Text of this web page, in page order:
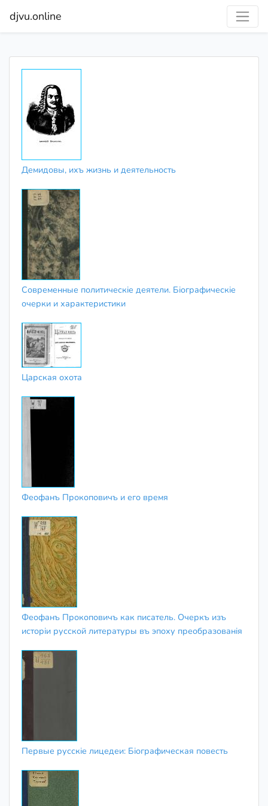
djvu.online
Демидовы, ихъ жизнь и деятельность
Современные политическіе деятели. Біографическіе
очерки и характеристики
Царская охота
Феофанъ Прокоповичъ и его время
Феофанъ Прокоповичъ как писатель. Очеркъ изъ
исторіи русской литературы въ эпоху преобразованія
Первые русскіе лицедеи: Біографическая повесть